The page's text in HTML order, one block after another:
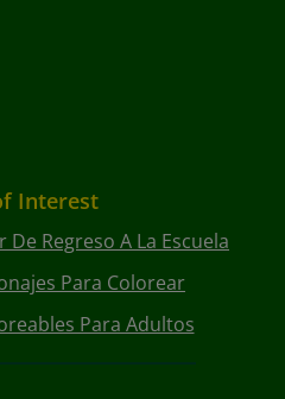
Interest
Regreso A La Escuela
Para Colorear
Para Adultos